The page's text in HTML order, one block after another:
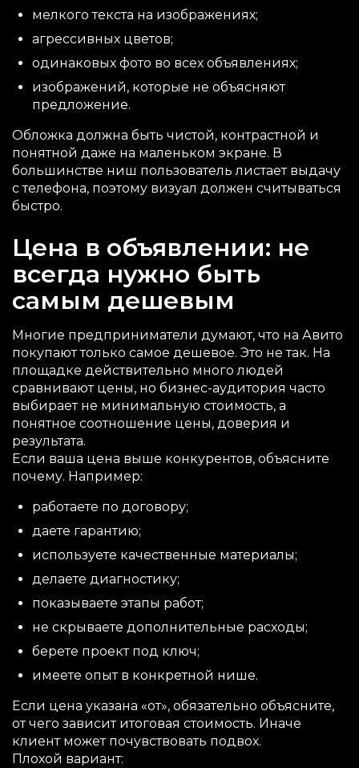
мелкого текста на изображениях;
агрессивных цветов;
одинаковых фото во всех объявлениях;
изображений, которые не объясняют
предложение.
Обложка должна быть чистой, контрастной и
понятной даже на маленьком экране. В
большинстве ниш пользователь листает выдачу
с телефона, поэтому визуал должен считываться
быстро.
Цена в объявлении: не
всегда нужно быть
самым дешевым
Многие предприниматели думают, что на Авито
покупают только самое дешевое. Это не так. На
площадке действительно много людей
сравнивают цены, но бизнес-аудитория часто
выбирает не минимальную стоимость, а
понятное соотношение цены, доверия и
результата.
Если ваша цена выше конкурентов, объясните
почему. Например:
работаете по договору;
даете гарантию;
используете качественные материалы;
делаете диагностику;
показываете этапы работ;
не скрываете дополнительные расходы;
берете проект под ключ;
имеете опыт в конкретной нише.
Если цена указана «от», обязательно объясните,
от чего зависит итоговая стоимость. Иначе
клиент может почувствовать подвох.
Плохой вариант: